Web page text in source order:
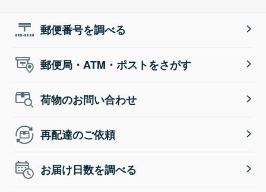
郵便番号を調べる
郵便局・ATM・ポストをさがす
荷物のお問い合わせ
再配達のご依頼
お届け日数を調べる